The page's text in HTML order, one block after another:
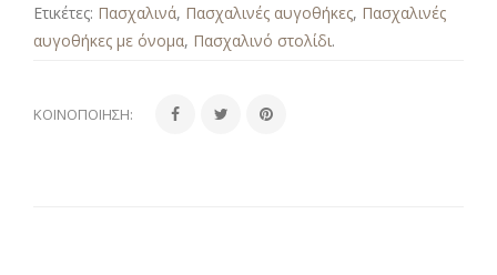
Ετικέτες: Πασχαλινά, Πασχαλινές αυγοθήκες, Πασχαλινές
αυγοθήκες με όνομα, Πασχαλινό στολίδι.
ΚΟΙΝΟΠΟΊΗΣΗ: